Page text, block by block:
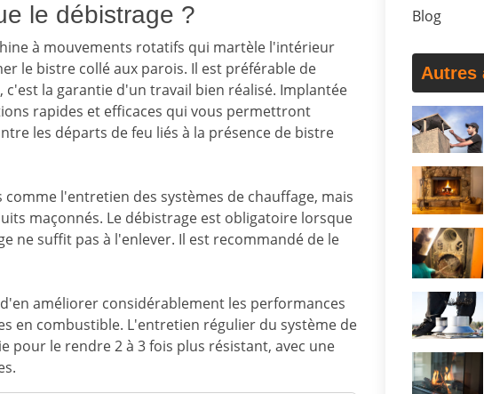
le débistrage ?
à mouvements rotatifs qui martèle l'intérieur
le bistre collé aux parois. Il est préférable de
la garantie d'un travail bien réalisé. Implantée
rapides et efficaces qui vous permettront
les départs de feu liés à la présence de bistre
l'entretien des systèmes de chauffage, mais
maçonnés. Le débistrage est obligatoire lorsque
ne suffit pas à l'enlever. Il est recommandé de le
améliorer considérablement les performances
en combustible. L'entretien régulier du système de
pour le rendre 2 à 3 fois plus résistant, avec une
Blog
Autres